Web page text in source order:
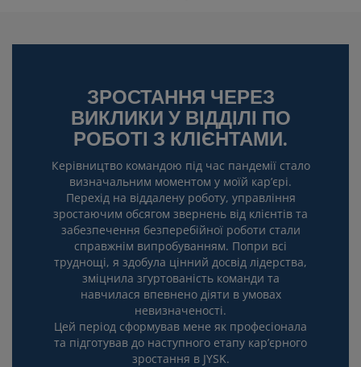
ЗРОСТАННЯ ЧЕРЕЗ
ВИКЛИКИ У ВІДДІЛІ ПО
РОБОТІ З КЛІЄНТАМИ.
Керівництво командою під час пандемії стало
визначальним моментом у моїй кар’єрі.
Перехід на віддалену роботу, управління
зростаючим обсягом звернень від клієнтів та
забезпечення безперебійної роботи стали
справжнім випробуванням. Попри всі
труднощі, я здобула цінний досвід лідерства,
зміцнила згуртованість команди та
навчилася впевнено діяти в умовах
невизначеності.
Цей період сформував мене як професіонала
та підготував до наступного етапу кар’єрного
зростання в JYSK.